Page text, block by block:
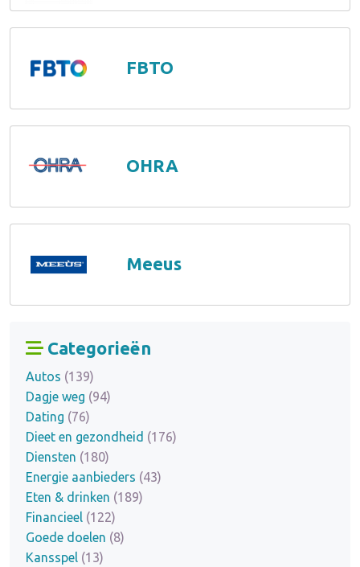
FBTO
OHRA
Meeus
Categorieën
Autos (139)
Dagje weg (94)
Dating (76)
Dieet en gezondheid (176)
Diensten (180)
Energie aanbieders (43)
Eten & drinken (189)
Financieel (122)
Goede doelen (8)
Kansspel (13)